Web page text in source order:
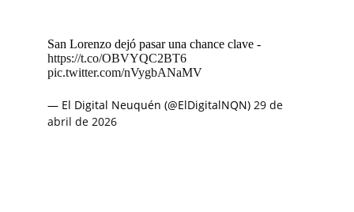
San Lorenzo dejó pasar una chance clave -
https://t.co/OBVYQC2BT6
pic.twitter.com/nVygbANaMV
— El Digital Neuquén (@ElDigitalNQN) 29 de
abril de 2026